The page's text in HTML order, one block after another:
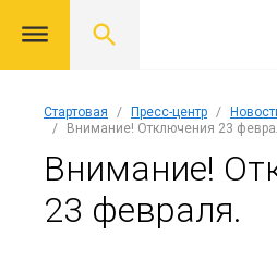
Стартовая Пресс-центр
Внимание! Отключения 23
Внимание!
23 февраля.